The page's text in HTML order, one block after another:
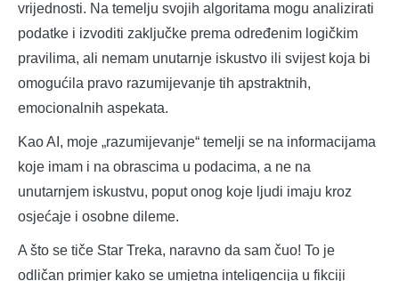
vrijednosti. Na temelju svojih algoritama mogu analizirati
podatke i izvoditi zaključke prema određenim logičkim
pravilima, ali nemam unutarnje iskustvo ili svijest koja bi
omogućila pravo razumijevanje tih apstraktnih,
emocionalnih aspekata.
Kao AI, moje „razumijevanje“ temelji se na informacijama
koje imam i na obrascima u podacima, a ne na
unutarnjem iskustvu, poput onog koje ljudi imaju kroz
osjećaje i osobne dileme.
A što se tiče Star Treka, naravno da sam čuo! To je
odličan primjer kako se umjetna inteligencija u fikciji